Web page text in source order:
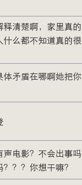
清楚啊，家里真的
么都不知道真的很
体矛盾在哪啊她把你
电影？不会出事吗
？？你想干嘛？